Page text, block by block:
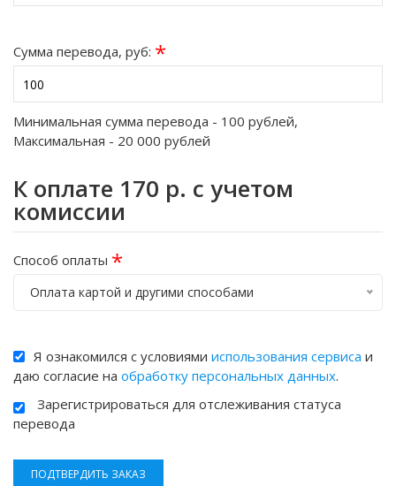
Сумма перевода, руб: *
Минимальная сумма перевода - 100 рублей,
Максимальная - 20 000 рублей
К оплате 170 р. с учетом
комиссии
Способ оплаты *
Оплата картой и другими способами
Я ознакомился с условиями использования сервиса и
даю согласие на обработку персональных данных.
Зарегистрироваться для отслеживания статуса
перевода
ПОДТВЕРДИТЬ ЗАКАЗ